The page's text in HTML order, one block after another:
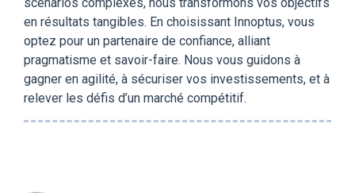
en résultats tangibles. En choisissant Innoptus, vous
optez pour un partenaire de confiance, alliant
pragmatisme et savoir-faire. Nous vous guidons à
gagner en agilité, à sécuriser vos investissements, et à
relever les défis d’un marché compétitif.